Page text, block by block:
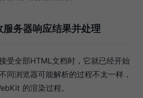
务器响应结果并处理
受全部HTML文档时，它就已经开始
同浏览器可能解析的过程不太一样，
的渲染过程。